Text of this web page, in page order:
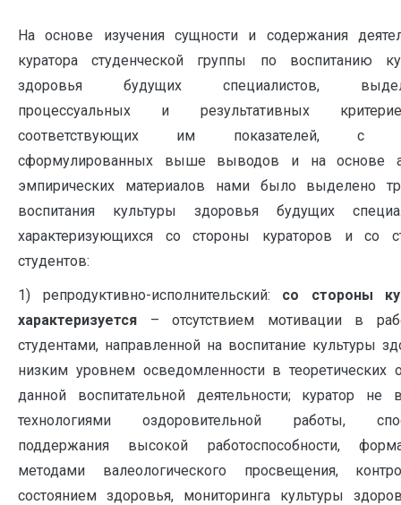
На основе изучения сущности и содержания
куратора студенческой группы по воспитанию
здоровья будущих специалистов,
процессуальных и результативных
соответствующих им показателей, с
сформулированных выше выводов и на основе
эмпирических материалов нами было выделено
воспитания культуры здоровья будущих
характеризующихся со стороны кураторов и со
студентов:
1) репродуктивно-исполнительский: со стороны
характеризуется – отсутствием мотивации в
студентами, направленной на воспитание культуры
низким уровнем осведомленности в теоретических
данной воспитательной деятельности; куратор не
технологиями оздоровительной работы,
поддержания высокой работоспособности,
методами валеологического просвещения,
состоянием здоровья, мониторинга культуры